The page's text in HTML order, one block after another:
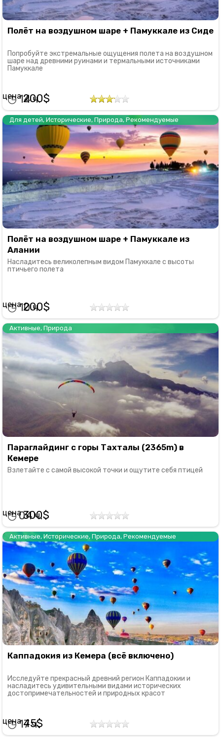
Полёт на воздушном шаре + Памуккале из Сиде
Попробуйте экстремальные ощущения полета на воздушном
шаре над древними руинами и термальными источниками
Памуккале
14200
Для детей,Исторические, Природа, Рекомендуемые
Полёт на воздушном шаре + Памуккале из
Алании
Насладитесь великолепным видом Памуккале с высоты
птичьего полета
10200
Активные, Природа
Параглайдинг с горы Тахталы (2365m) в
Кемере
Взлетайте с самой высокой точки и ощутите себя птицей
04
300
Активные, Исторические, Природа, Рекомендуемые
Каппадокия из Кемера (всё включено)
Исследуйте прекрасный древний регион Каппадокии и
насладитесь удивительными видами исторических
достопримечательностей и природных красот
1745